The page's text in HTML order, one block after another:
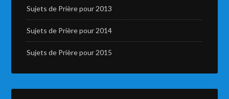
Sujets de Prière pour 2013
Sujets de Prière pour 2014
Sujets de Prière pour 2015